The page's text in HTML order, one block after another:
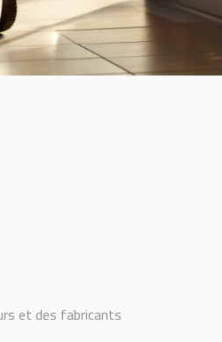
et des fabricants